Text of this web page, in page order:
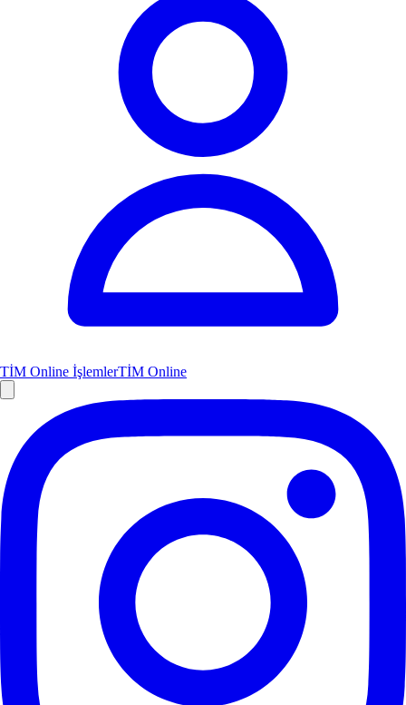
TİM Online İşlemlerTİM Online